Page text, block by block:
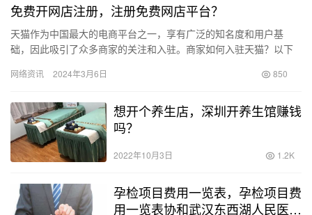
免费开网店注册，注册免费网店平台？
天猫作为中国最大的电商平台之一，享有广泛的知名度和用户基
础，因此吸引了众多商家的关注和入驻。商家如何入驻天猫？以下
式…
网络资讯 2024年3月6日 850
想开个养生店，深圳开养生馆赚钱
吗？
2022年10月3日 1.2K
孕检项目费用一览表，孕检项目费
用一览表协和武汉东西湖人民医